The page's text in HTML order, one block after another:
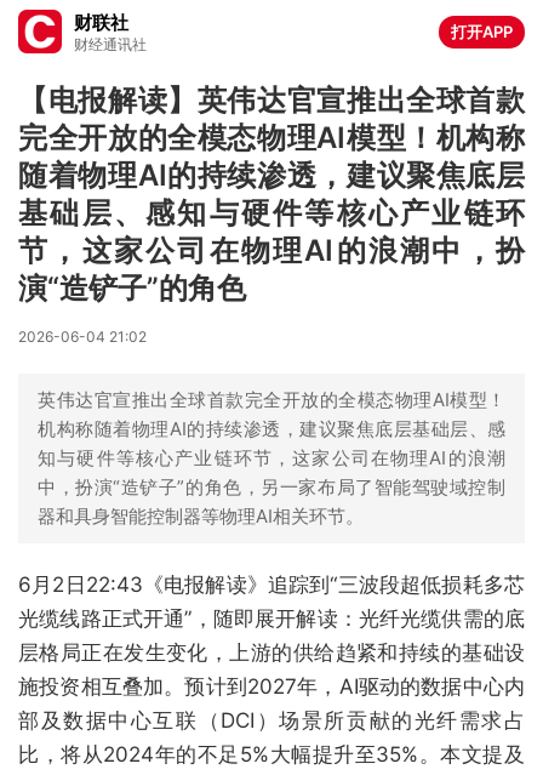
财联社
财经通讯社
打开APP
【电报解读】英伟达官宣推出全球首款
完全开放的全模态物理AI模型！机构称
随着物理AI的持续渗透，建议聚焦底层
基础层、感知与硬件等核心产业链环
节，这家公司在物理AI的浪潮中，扮
演“造铲子”的角色
2026-06-04 21:02
英伟达官宣推出全球首款完全开放的全模态物理AI模型！
机构称随着物理AI的持续渗透，建议聚焦底层基础层、感
知与硬件等核心产业链环节，这家公司在物理AI的浪潮
中，扮演“造铲子”的角色，另一家布局了智能驾驶域控制
器和具身智能控制器等物理AI相关环节。
6月2日22:43《电报解读》追踪到“三波段超低损耗多芯
光缆线路正式开通”，随即展开解读：光纤光缆供需的底
层格局正在发生变化，上游的供给趋紧和持续的基础设
施投资相互叠加。预计到2027年，AI驱动的数据中心内
部及数据中心互联（DCI）场景所贡献的光纤需求占
比，将从2024年的不足5%大幅提升至35%。本文提及